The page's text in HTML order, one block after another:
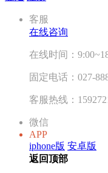
客服
在线咨询
在线时间：
固定电话：027-
客服热线：
微信
APP
iphone版 安卓版
返回顶部